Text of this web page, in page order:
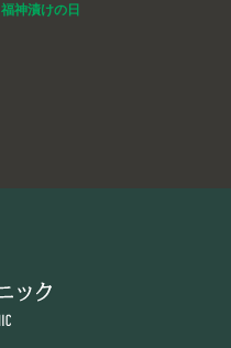
福神漬けの日